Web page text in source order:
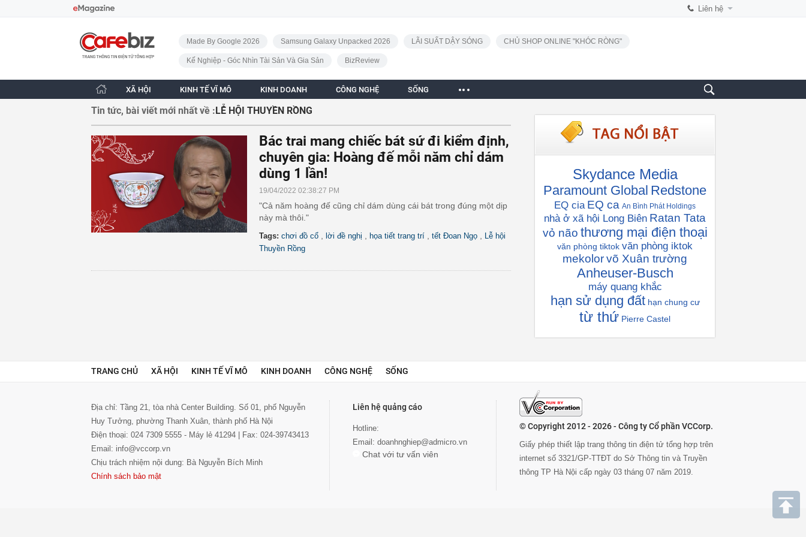
Liên hệ
CafeBiz - Trang chủ
Made By Google 2026
Samsung Galaxy Unpacked 2026 LÃI SUẤT DẬY SÓNG CHỦ SHOP ONLINE "KHÓC RÒNG"
Kế Nghiệp - Góc Nhìn Tài Sản Và Gia Sản BizReview
XÃ HỘI KINH TẾ VĨ MÔ KINH DOANH CÔNG NGHỆ SỐNG
Tin tức, bài viết mới nhất về :LỄ HỘI THUYỀN RỒNG
Bác trai mang chiếc bát sứ đi kiểm định,
chuyên gia: Hoàng đế mỗi năm chỉ dám
dùng 1 lần!
19/04/2022 02:38:27 PM
"Cả năm hoàng đế cũng chỉ dám dùng cái bát trong đúng một dịp
này mà thôi."
Tags: chơi đồ cổ lời đề nghị họa tiết trang trí tết Đoan Ngọ
Lễ hội
Thuyền Rồng
Skydance Media
Paramount Global Redstone
EQ cia EQ ca An Bình Phát Holdings
nhà ở xã hội Long Biên Ratan Tata
vỏ não thương mại điện thoại
văn phòng tiktok văn phòng iktok
mekolorvõ Xuân trường
Anheuser-Busch
máy quang khắc
hạn sử dụng đất hạn chung cư
từ thứ Pierre Castel
TRANG CHỦ XÃ HỘI KINH TẾ VĨ MÔ KINH DOANH CÔNG NGHỆ SỐNG
Địa chỉ: Tầng 21, tòa nhà Center Building. Số 01, phố Nguyễn
Huy Tưởng, phường Thanh Xuân, thành phố Hà Nội
Điện thoại: 024 7309 5555 - Máy lẻ 41294 | Fax: 024-39743413
Email: info@vccorp.vn
Chịu trách nhiệm nội dung: Bà Nguyễn Bích Minh
Chính sách bảo mật
Liên hệ quảng cáo
Hotline:
Email: doanhnghiep@admicro.vn
Chat với tư vấn viên
© Copyright 2012 - 2026 - Công ty Cổ phần VCCorp.
Giấy phép thiết lập trang thông tin điện tử tổng hợp trên
internet số 3321/GP-TTĐT do Sở Thông tin và Truyền
thông TP Hà Nội cấp ngày 03 tháng 07 năm 2019.